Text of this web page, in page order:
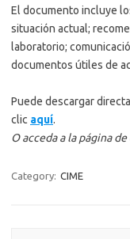
El documento incluye
situación actual;
laboratorio;
documentos útiles de
Puede descargar
clic aquí.
O acceda a la página
Category: CIME